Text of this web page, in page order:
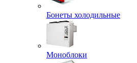
Бонеты холодильные
Моноблоки